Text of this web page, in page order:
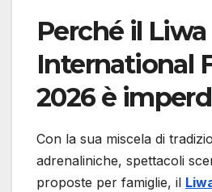
Perché il Liwa
International
2026 è
Con la sua miscela di
adrenaliniche, spettacoli
proposte per famiglie, il